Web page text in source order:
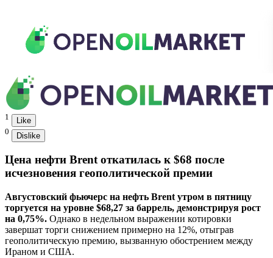
1
Like
0
Dislike
Цена нефти Brent откатилась к $68 после
исчезновения геополитической премии
Августовский фьючерс на нефть Brent утром в пятницу
торгуется на уровне $68,27 за баррель, демонстрируя рост
на 0,75%. Однако в недельном выражении котировки
завершат торги снижением примерно на 12%, отыграв
геополитическую премию, вызванную обострением между
Ираном и США.